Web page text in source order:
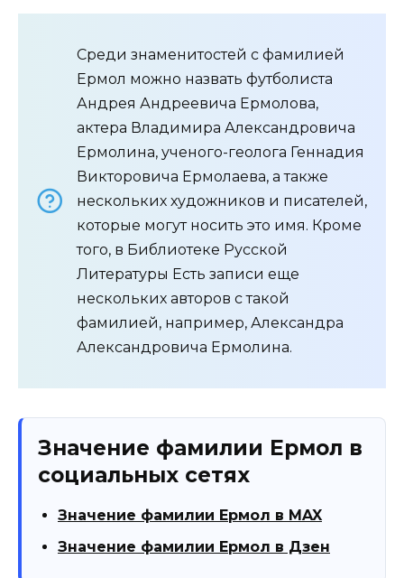
Среди знаменитостей с фамилией
Ермол можно назвать футболиста
Андрея Андреевича Ермолова,
актера Владимира Александровича
Ермолина, ученого-геолога Геннадия
Викторовича Ермолаева, а также
нескольких художников и писателей,
которые могут носить это имя. Кроме
того, в Библиотеке Русской
Литературы Есть записи еще
нескольких авторов с такой
фамилией, например, Александра
Александровича Ермолина.
Значение фамилии Ермол в
социальных сетях
Значение фамилии Ермол в MAX
Значение фамилии Ермол в Дзен